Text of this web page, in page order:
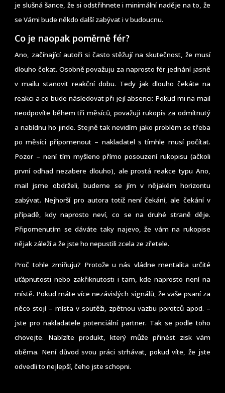
je slušná šance, že si odstřihnete i minimální naděje na to, že
se Vámi bude někdo další zabývat i v budoucnu.
Co je naopak poměrně fér?
Ano, začínající autoři si často stěžují na skutečnost, že musí
dlouho čekat. Osobně považuju za naprosto fér jednání jasně
v mailu stanovit reakční dobu. Tedy jak dlouho čekáte na
reakci a co bude následovat při její absenci: Pokud mi na mail
neodpovíte během tři měsíců, považuji rukopis za odmítnutý
a nabídnu ho jinde. Stejně tak nevidím jako problém se třeba
po měsíci připomenout – nakladatel s tímhle musí počítat.
Pozor – není tím myšleno přímo posouzení rukopisu (ačkoli
první odhad nezabere dlouho), ale prostá reakce typu Ano,
mail jsme obdrželi, budeme se jím v nějakém horizontu
zabývat. Nejhorší pro autora totiž není čekání, ale čekání v
případě, kdy naprosto neví, co se na druhé straně děje.
Připomenutím se dáváte taky najevo, že vám na rukopise
nějak záleží a že jste ho nepustili zcela ze zřetele.
Proč tohle zmiňuju? Protože u nás vládne mentalita určité
uťápnutosti nebo zakřiknutosti i tam, kde naprosto není na
místě. Pokud máte více nezávislých signálů, že vaše psaní za
něco stojí – místa v soutěži, zpětnou vazbu porotců apod. –
jste pro nakladatele potenciální partner. Tak se podle toho
chovejte. Nabízíte produkt, který může přinést zisk vám
oběma. Není důvod svou práci strhávat, pokud víte, že jste
odvedli to nejlepší, čeho jste schopni.